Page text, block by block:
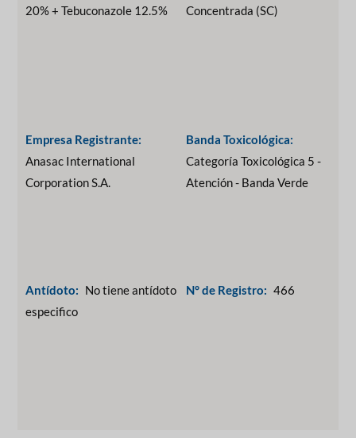
20% + Tebuconazole 12.5%
Empresa Registrante:
Anasac International
Corporation S.A.
Antídoto: No tiene antídoto
especifico
Concentrada (SC)
Banda Toxicológica:
Categoría Toxicológica 5 -
Atención - Banda Verde
N° de Registro: 466